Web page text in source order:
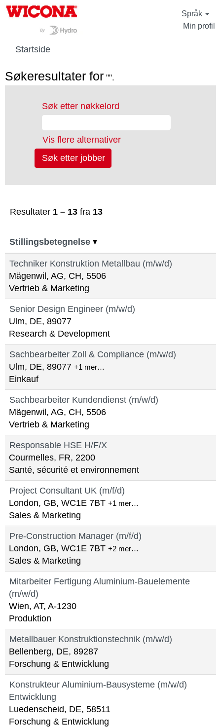
Språk
Min profil
Startside
Søkeresultater for "".
Søk etter nøkkelord
Vis flere alternativer
Resultater 1 – 13 fra 13
Stillingsbetegnelse
Techniker Konstruktion Metallbau (m/w/d)
Mägenwil, AG, CH, 5506
Vertrieb & Marketing
Senior Design Engineer (m/w/d)
Ulm, DE, 89077
Research & Development
Sachbearbeiter Zoll & Compliance (m/w/d)
Ulm, DE, 89077 +1 mer…
Einkauf
Sachbearbeiter Kundendienst (m/w/d)
Mägenwil, AG, CH, 5506
Vertrieb & Marketing
Responsable HSE H/F/X
Courmelles, FR, 2200
Santé, sécurité et environnement
Project Consultant UK (m/f/d)
London, GB, WC1E 7BT +1 mer…
Sales & Marketing
Pre-Construction Manager (m/f/d)
London, GB, WC1E 7BT +2 mer…
Sales & Marketing
Mitarbeiter Fertigung Aluminium-Bauelemente
(m/w/d)
Wien, AT, A-1230
Produktion
Metallbauer Konstruktionstechnik (m/w/d)
Bellenberg, DE, 89287
Forschung & Entwicklung
Konstrukteur Aluminium-Bausysteme (m/w/d)
Entwicklung
Luedenscheid, DE, 58511
Forschung & Entwicklung